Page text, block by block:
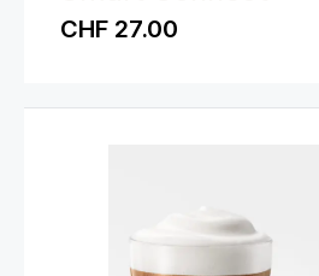
CHF 27.00